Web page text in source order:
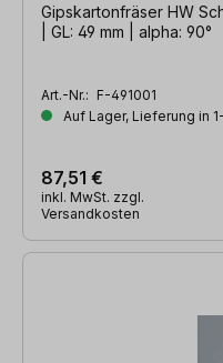
Gipskartonfräser HW
| GL: 49 mm | alpha: 90°
Art.-Nr.: F-491001
Auf Lager, Lieferung in
87,51 €
inkl. MwSt. zzgl.
Versandkosten